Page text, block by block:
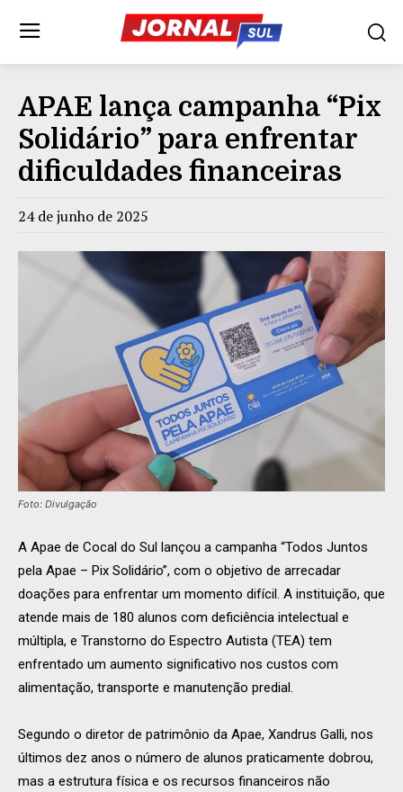
APAE lança campanha “Pix
Solidário” para enfrentar
dificuldades financeiras
24 de junho de 2025
Foto: Divulgação
A Apae de Cocal do Sul lançou a campanha “Todos Juntos
pela Apae – Pix Solidário”, com o objetivo de arrecadar
doações para enfrentar um momento difícil. A instituição, que
atende mais de 180 alunos com deficiência intelectual e
múltipla, e Transtorno do Espectro Autista (TEA) tem
enfrentado um aumento significativo nos custos com
alimentação, transporte e manutenção predial.
Segundo o diretor de patrimônio da Apae, Xandrus Galli, nos
últimos dez anos o número de alunos praticamente dobrou,
mas a estrutura física e os recursos financeiros não